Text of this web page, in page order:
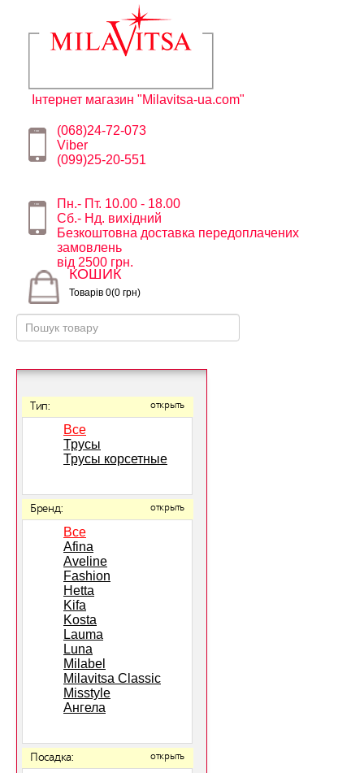
Інтернет магазин "Milavitsa-ua.com"
(068)24-72-073
Viber
(099)25-20-551
Пн.- Пт. 10.00 - 18.00
Сб.- Нд. вихідний
Безкоштовна доставка передоплачених
замовлень
від 2500 грн.
КОШИК
Товарів 0(0 грн)
Тип: открыть
Все
Трусы
Трусы корсетные
Бренд: открыть
Все
Afina
Aveline
Fashion
Hetta
Kifa
Kosta
Lauma
Luna
Milabel
Milavitsa Classic
Misstyle
Ангела
Посадка: открыть